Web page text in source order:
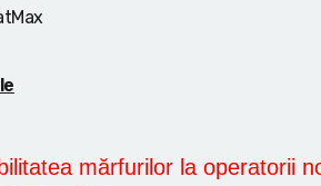
mărfurilor la operatorii